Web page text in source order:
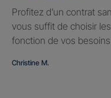
Profitez d’un contrat
vous suffit de choisir
fonction de vos
Christine M.